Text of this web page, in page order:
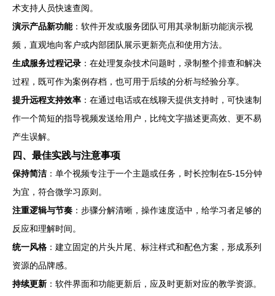
术支持人员快速查阅。
演示产品新功能：软件开发或服务团队可用其录制新功能演示视
频，直观地向客户或内部团队展示更新亮点和使用方法。
生成服务过程记录 ：在处理复杂技术问题时，录制整个排查和解决
过程，既可作为案例存档，也可用于后续的分析与经验分享。
提升远程支持效率 ：在通过电话或在线聊天提供支持时，可快速制
作一个简短的指导视频发送给用户，比纯文字描述更高效、更不易
产生误解。
四、最佳实践与注意事项
保持简洁 ：单个视频专注于一个主题或任务，时长控制在5-15分钟
为宜，符合微学习原则。
注重逻辑与节奏 ：步骤分解清晰，操作速度适中，给学习者足够的
反应和理解时间。
统一风格 ：建立固定的片头片尾、标注样式和配色方案，形成系列
资源的品牌感。
持续更新 ：软件界面和功能更新后，应及时更新对应的教学资源。